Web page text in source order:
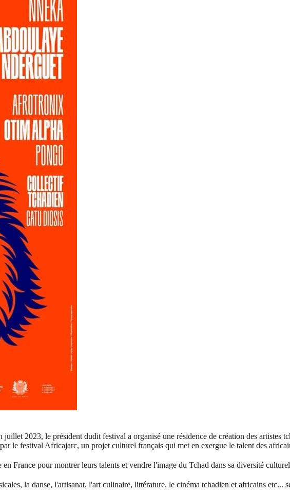
2023, le président dudit festival a organisé une résidence de création des artistes
le festival Africajarc, un projet culturel français qui met en exergue le talent des
France pour montrer leurs talents et vendre l'image du Tchad dans sa diversité
la danse, l'artisanat, l'art culinaire, littérature, le cinéma tchadien et africains etc...